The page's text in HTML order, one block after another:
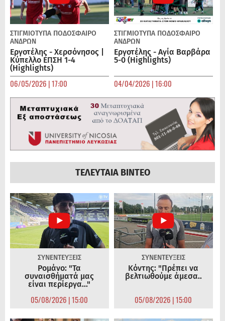
ΣΤΙΓΜΙΟΤΥΠΑ ΠΟΔΌΣΦΑΙΡΟ
ΑΝΔΡΏΝ
Εργοτέλης - Χερσόνησος |
Κύπελλο ΕΠΣΗ 1-4
(Highlights)
06/05/2026 | 17:00
ΣΤΙΓΜΙΟΤΥΠΑ ΠΟΔΌΣΦΑΙΡΟ
ΑΝΔΡΏΝ
Εργοτέλης - Αγία Βαρβάρα
5-0 (Highlights)
04/04/2026 | 16:00
ΤΕΛΕΥΤΑΙΑ ΒΙΝΤΕΟ
ΣΥΝΕΝΤΕΥΞΕΙΣ
Ρομάνο: "Τα
συναισθήματά μας
είναι περίεργα..."
05/08/2026 | 15:00
ΣΥΝΕΝΤΕΥΞΕΙΣ
Κόντης: "Πρέπει να
βελτιωθούμε άμεσα..
05/08/2026 | 15:00